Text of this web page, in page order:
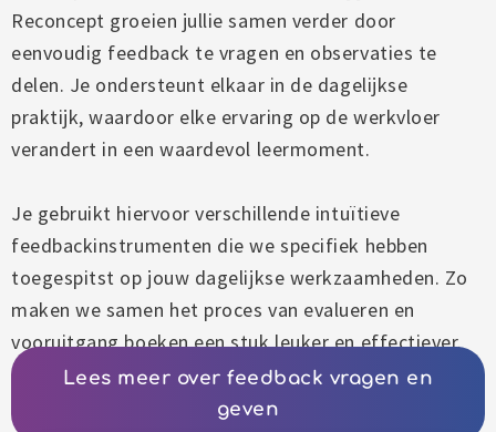
Reconcept groeien jullie samen verder door
eenvoudig feedback te vragen en observaties te
delen. Je ondersteunt elkaar in de dagelijkse
praktijk, waardoor elke ervaring op de werkvloer
verandert in een waardevol leermoment.
Je gebruikt hiervoor verschillende intuïtieve
feedbackinstrumenten die we specifiek hebben
toegespitst op jouw dagelijkse werkzaamheden. Zo
maken we samen het proces van evalueren en
vooruitgang boeken een stuk leuker en effectiever.
Lees meer over feedback vragen en
geven